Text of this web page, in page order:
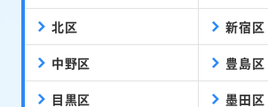
北区 新宿区
中野区 豊島区
目黒区 墨田区